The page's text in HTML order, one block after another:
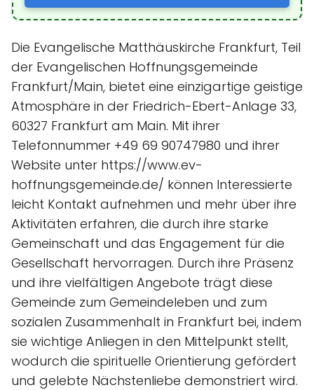
Die Evangelische Matthäuskirche Frankfurt, Teil
der Evangelischen Hoffnungsgemeinde
Frankfurt/Main, bietet eine einzigartige geistige
Atmosphäre in der Friedrich-Ebert-Anlage 33,
60327 Frankfurt am Main. Mit ihrer
Telefonnummer +49 69 90747980 und ihrer
Website unter https://www.ev-
hoffnungsgemeinde.de/ können Interessierte
leicht Kontakt aufnehmen und mehr über ihre
Aktivitäten erfahren, die durch ihre starke
Gemeinschaft und das Engagement für die
Gesellschaft hervorragen. Durch ihre Präsenz
und ihre vielfältigen Angebote trägt diese
Gemeinde zum Gemeindeleben und zum
sozialen Zusammenhalt in Frankfurt bei, indem
sie wichtige Anliegen in den Mittelpunkt stellt,
wodurch die spirituelle Orientierung gefördert
und gelebte Nächstenliebe demonstriert wird.